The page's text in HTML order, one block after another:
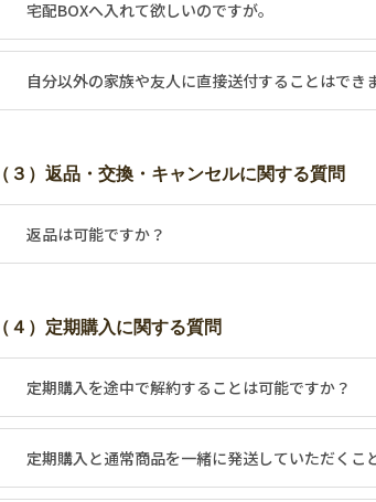
宅配BOXへ入れて欲しいのですが。
自分以外の家族や友人に直接送付することはでき
（３）返品・交換・キャンセルに関する質問
返品は可能ですか？
（４）定期購入に関する質問
定期購入を途中で解約することは可能ですか？
定期購入と通常商品を一緒に発送していただくこ